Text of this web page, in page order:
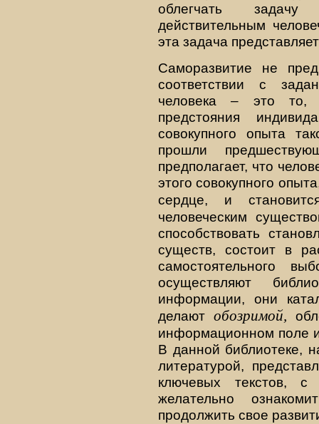
облегчать задачу
действительным
эта задача
Саморазвитие не
соответствии с
человека – это то,
предстояния
совокупного опыта
прошли
предполагает, что
этого совокупного
сердце, и
человеческим
способствовать
существ, состоит в
самостоятельного
осуществляют
информации, они
делают обозримой,
информационном поле
В данной библиотеке,
литературой,
ключевых текстов,
желательно
продолжить свое